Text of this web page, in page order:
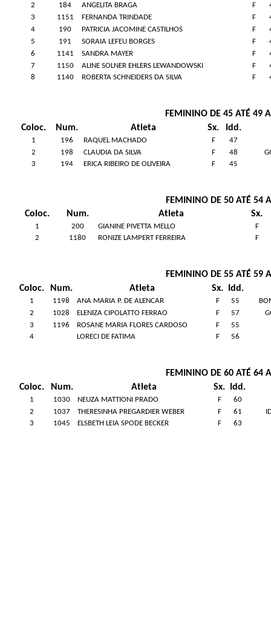
2
184 ANGELITA BRAGA F
3
1151 FERNANDA TRINDADE F
4
190 PATRICIA JACOMINE CASTILHOS F
5
191 SORAIA LEFEU BORGES F
6
1141 SANDRA MAYER F
7
1150 ALINE SOLNER EHLERS LEWANDOWSKI F
8
1140 ROBERTA SCHNEIDERS DA SILVA F
FEMININO DE 45 ATÉ 49
Coloc.
Num. Atleta Sx. Idd.
1 196 RAQUEL MACHADO F
47
2
198 CLAUDIA DA SILVA F 48
3
194 ERICA RIBEIRO DE OLIVEIRA F 45
FEMININO DE 50 ATÉ 54
Coloc.
Num. Atleta Sx.
1 200 GIANINE PIVETTA MELLO
F
2
1180 RONIZE LAMPERT FERREIRA F
FEMININO DE 55 ATÉ 59
Coloc.
Num. Atleta Sx. Idd.
1 1198 ANA MARIA P. DE ALENCAR F 55
2
1028 ELENIZA CIPOLATTO FERRAO F 57
3
1196 ROSANE MARIA FLORES CARDOSO F
55
4
LORECI DE FATIMA F 56
FEMININO DE 60 ATÉ 64
Coloc.
Num. Atleta Sx. Idd.
1 1030 NEUZA MATTIONI PRADO F
60
2
1037 THERESINHA PREGARDIER WEBER F 61
3
1045 ELSBETH LEIA SPODE BECKER F 63